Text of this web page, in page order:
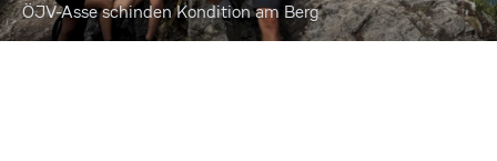
ÖJV-Asse schinden Kondition am Berg